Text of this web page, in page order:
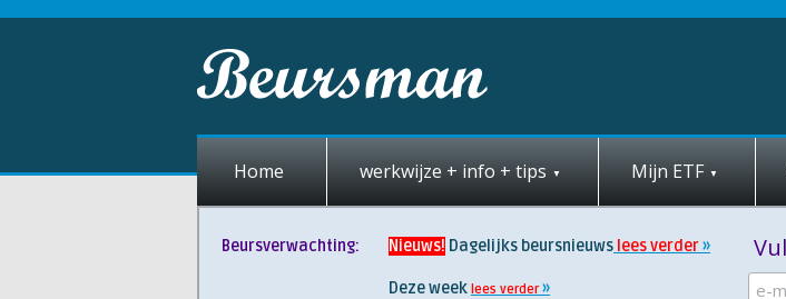
Home werkwijze + info + tips Mijn ETF
Beursverwachting: Nieuws! Dagelijks beursnieuws lees verder
Deze week lees verder